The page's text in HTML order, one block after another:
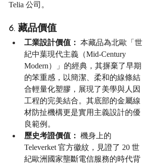
Telia 公司。
6. 藏品價值
工業設計價值： 本藏品為北歐「世
紀中葉現代主義（Mid-Century
Modern）」的經典，其摒棄了早期
的笨重感，以簡潔、柔和的線條結
合輕量化塑膠，展現了美學與人因
工程的完美結合。其底部的金屬線
材防扯機構更是實用主義設計的優
良範例。
歷史考證價值： 機身上的
Televerket 官方徽紋，見證了 20 世
紀歐洲國家壟斷電信服務的時代背